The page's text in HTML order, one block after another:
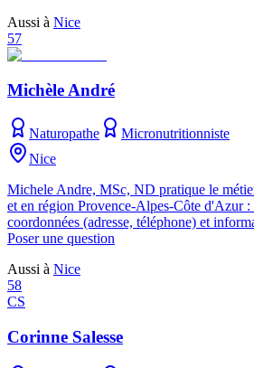
Aussi à Nice
57
Michèle André
Naturopathe
Micronutritionniste
Nice
Michele Andre, MSc, ND pratique le
et en région Provence-Alpes-Côte d'Azur :
coordonnées (adresse, téléphone) et
Poser une question
Aussi à Nice
58
CS
Corinne Salesse